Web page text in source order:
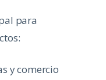
para
y comercio